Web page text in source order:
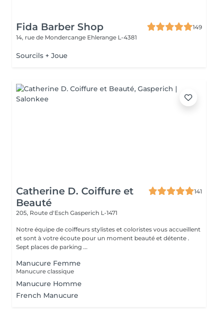
Fida Barber Shop
149
14, rue de Mondercange Ehlerange L-4381
Sourcils + Joue
Catherine D. Coiffure et
Beauté
141
205, Route d'Esch Gasperich L-1471
Notre équipe de coiffeurs stylistes et coloristes vous accueillent
et sont à votre écoute pour un moment beauté et détente .
Sept places de parking ...
Manucure Femme
Manucure classique
Manucure Homme
French Manucure